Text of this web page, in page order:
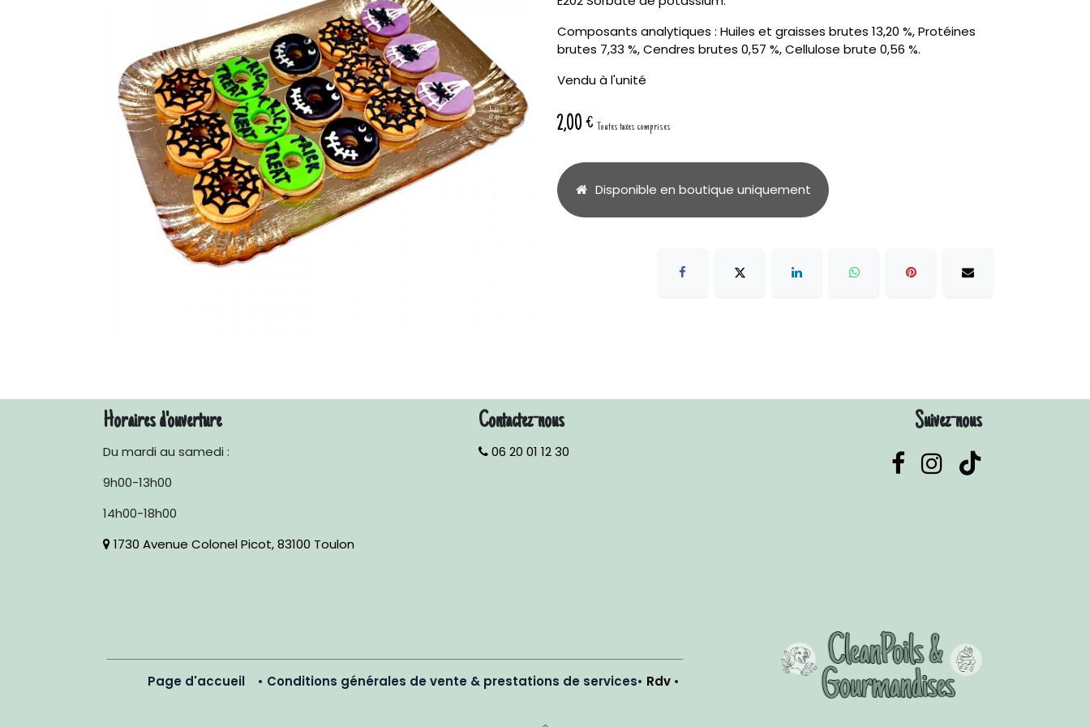
Composants analytiques : Huiles et graisses brutes 13,20 %, Protéines
brutes 7,33 %, Cendres brutes 0,57 %, Cellulose brute 0,56 %.
Vendu à l'unité
2,00€ Toutes taxes comprises
Disponible en boutique uniquement
Horaires d'ouverture
Du mardi au samedi :
9h00-13h00
14h00-18h00
1730 Avenue Colonel Picot, 83100 Toulon
Suivez-nous
Contactez-nous
06 20 01 12 30
Page d'accueil • Conditions générales de vente & prestations de services• Rdv •